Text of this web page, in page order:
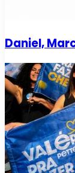
Daniel,